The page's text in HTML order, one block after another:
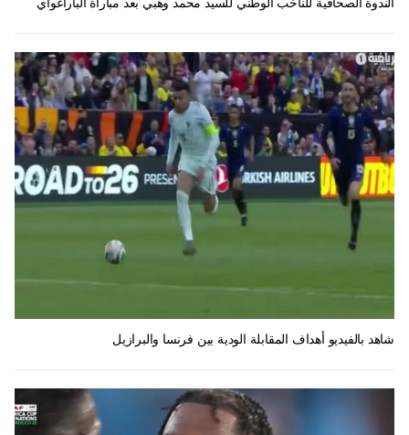
الندوة الصحافية للناخب الوطني للسيد محمد وهبي بعد مباراة الباراغواي
شاهد بالفيديو أهداف المقابلة الودية بين فرنسا والبرازيل